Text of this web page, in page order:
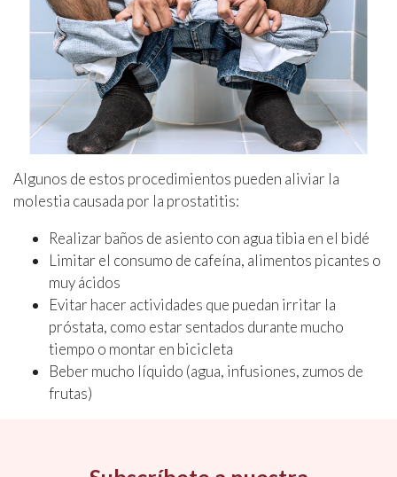
Algunos de estos procedimientos pueden aliviar la
molestia causada por la prostatitis:
Realizar baños de asiento con agua tibia en el bidé
Limitar el consumo de cafeína, alimentos picantes o
muy ácidos
Evitar hacer actividades que puedan irritar la
próstata, como estar sentados durante mucho
tiempo o montar en bicicleta
Beber mucho líquido (agua, infusiones, zumos de
frutas)